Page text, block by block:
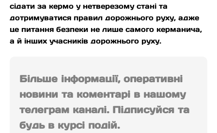
сідати за кермо у нетверезому стані та
дотримуватися правил дорожнього руху, адже
це питання безпеки не лише самого керманича,
а й інших учасників дорожнього руху.
Більше інформації, оперативні
новини та коментарі в нашому
телеграм каналі. Підписуйся та
будь в курсі подій.